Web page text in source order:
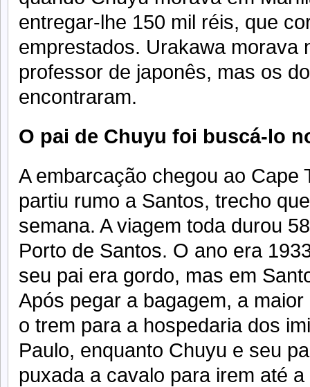
entregar-lhe 150 mil réis, que
emprestados. Urakawa morava
professor de japonês, mas os
encontraram.
O pai de Chuyu foi buscá-lo
A embarcação chegou ao Cape
partiu rumo a Santos, trecho
semana. A viagem toda durou
Porto de Santos. O ano era
seu pai era gordo, mas em
Após pegar a bagagem, a
o trem para a hospedaria dos
Paulo, enquanto Chuyu e seu
puxada a cavalo para irem até